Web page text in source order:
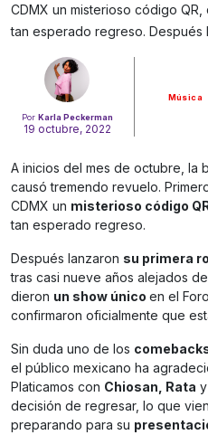
Por Karla Peckerman
19 octubre, 2022
Música
CDMX un misterioso código
tan esperado regreso. Después
A inicios del mes de octubre, la
causó tremendo revuelo.
CDMX un misterioso código
tan esperado regreso.
Después lanzaron su primera
tras casi nueve años alejados
dieron un show único en el
confirmaron oficialmente que
Sin duda uno de los
el público mexicano ha
Platicamos con Chiosan, Rata y
decisión de regresar, lo que
preparando para su